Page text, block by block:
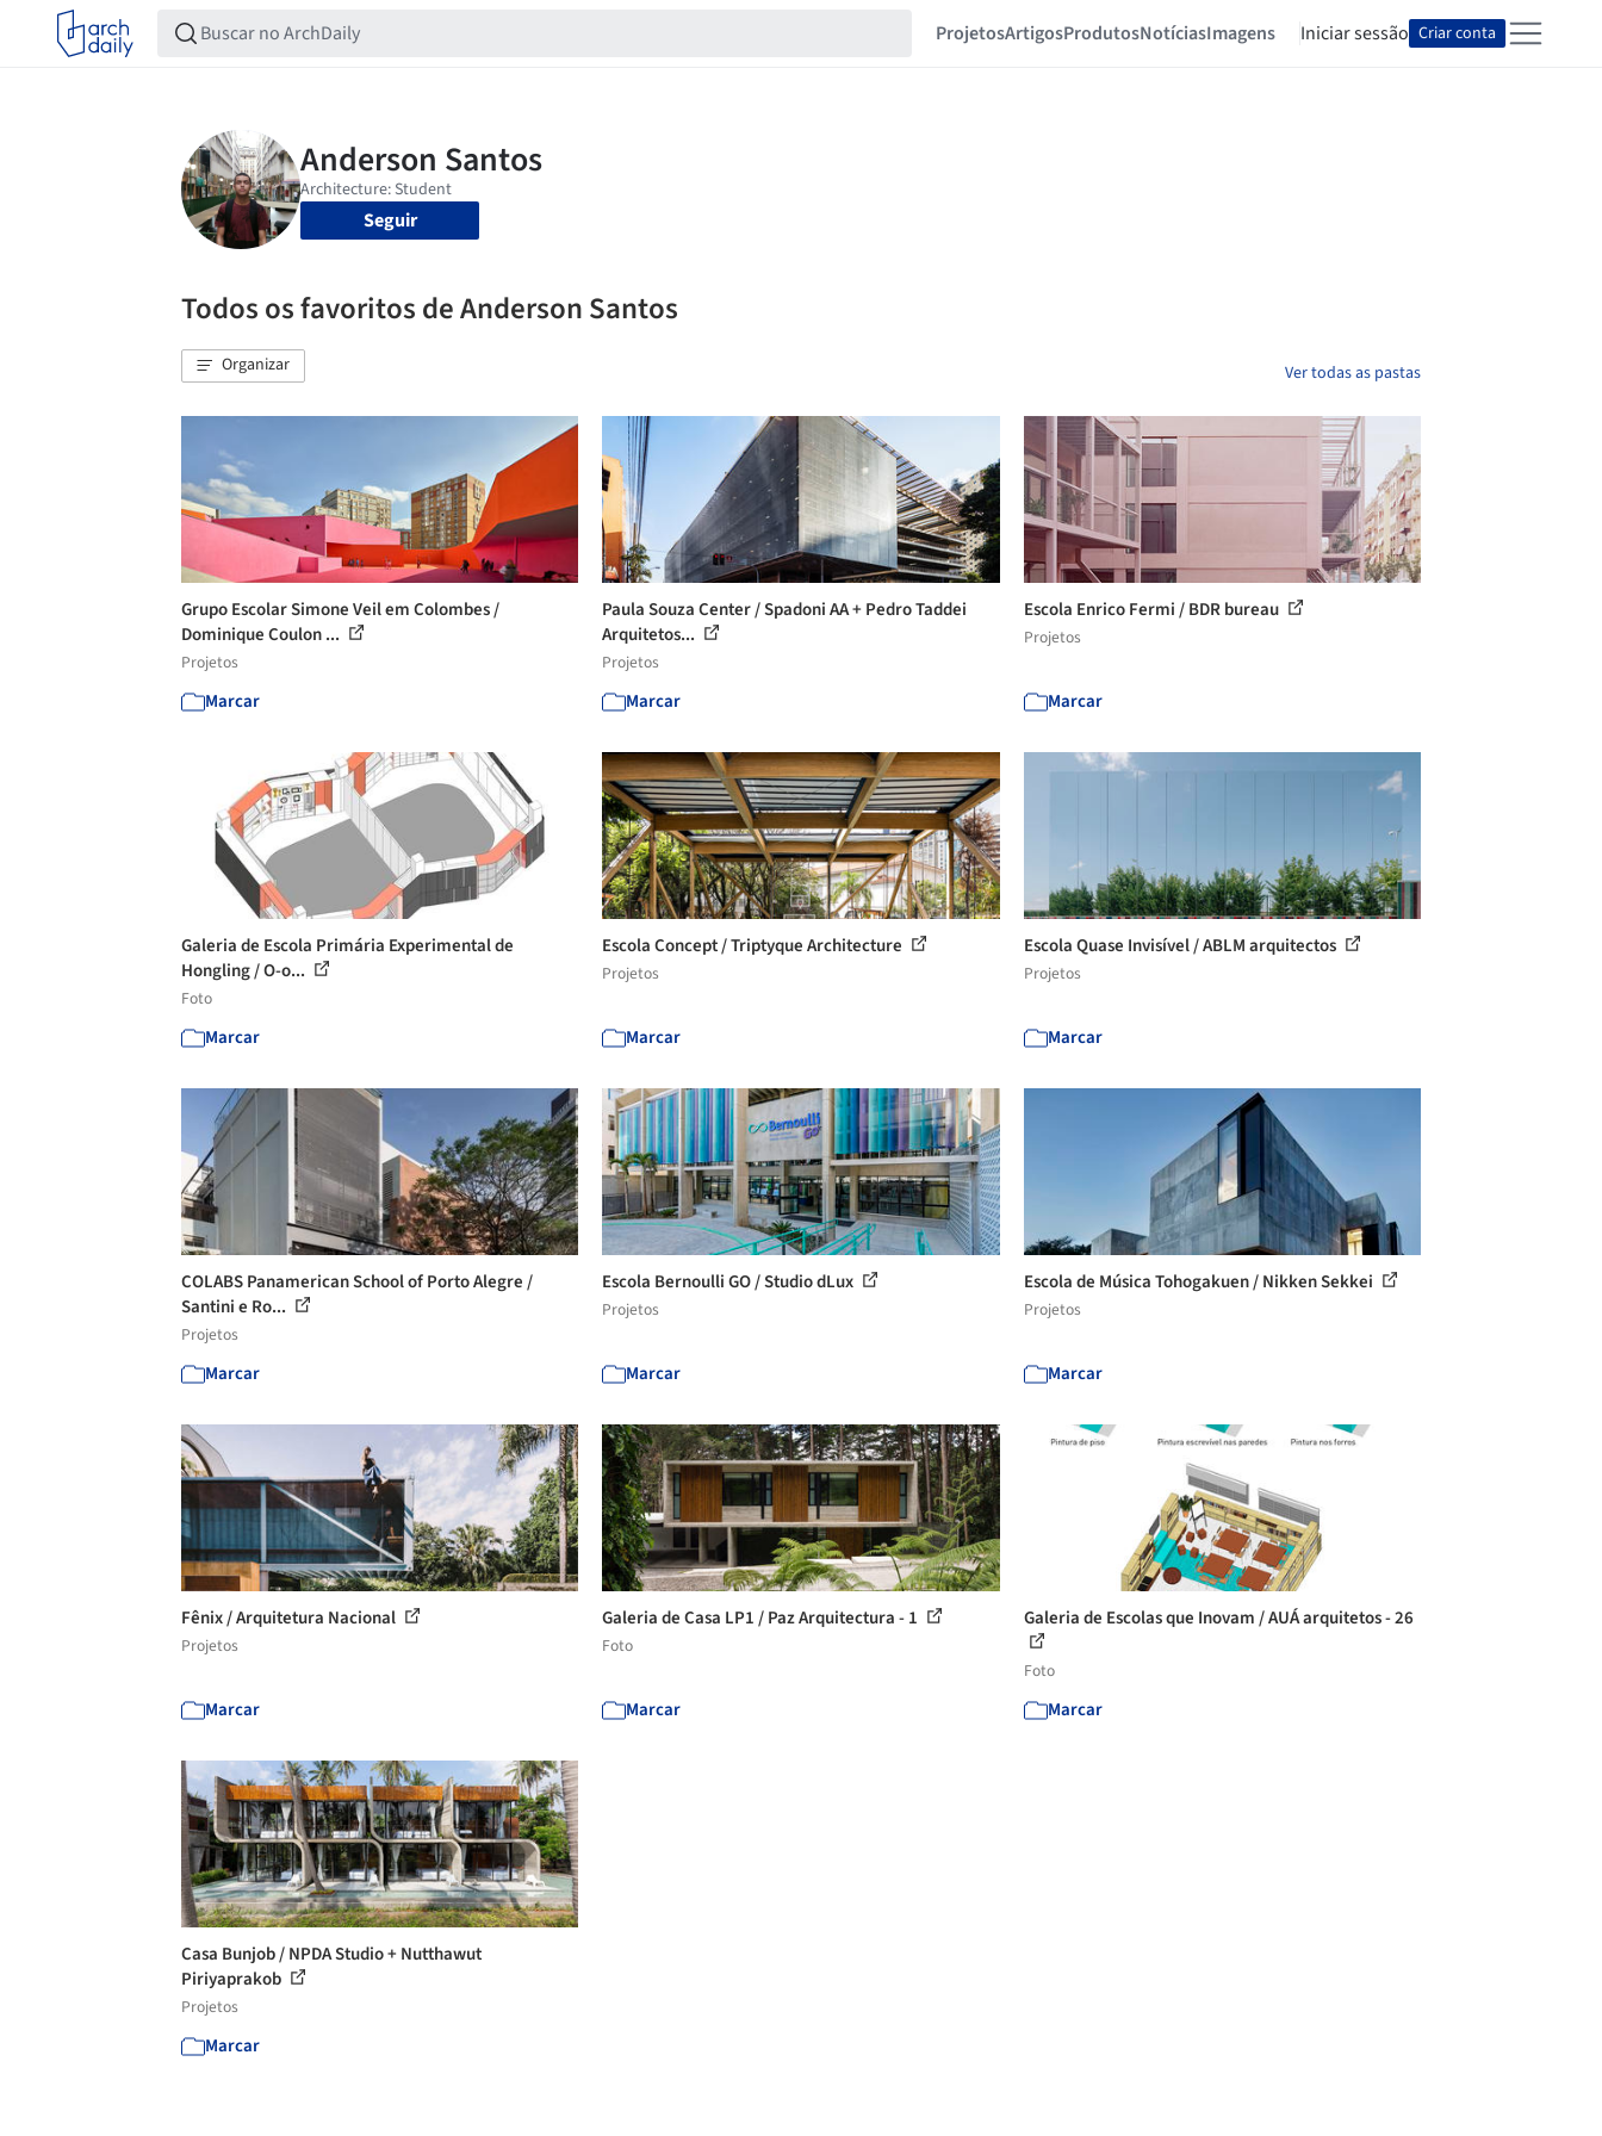
ProjetosArtigosProdutosNotíciasImagens Iniciar sessão Criar conta
Seguir
Todos os favoritos de Anderson Santos
Organizar Ver todas as pastas
Grupo Escolar Simone Veil em Colombes /
Dominique Coulon ...
Projetos
Marcar
Paula Souza Center / Spadoni AA + Pedro Taddei
Arquitetos...
Projetos
Marcar
Escola Enrico Fermi / BDR bureau
Projetos
Marcar
Galeria de Escola Primária Experimental de
Hongling / O-o...
Foto
Marcar
Escola Concept / Triptyque Architecture
Projetos
Marcar
Escola Quase Invisível / ABLM arquitectos
Projetos
Marcar
COLABS Panamerican School of Porto Alegre /
Santini e Ro...
Projetos
Marcar
Escola Bernoulli GO / Studio dLux
Projetos
Marcar
Escola de Música Tohogakuen / Nikken Sekkei
Projetos
Marcar
Fênix / Arquitetura Nacional
Projetos
Marcar
Galeria de Casa LP1 / Paz Arquitectura - 1
Foto
Marcar
Galeria de Escolas que Inovam / AUÁ arquitetos - 26
Foto
Marcar
Casa Bunjob / NPDA Studio + Nutthawut
Piriyaprakob
Projetos
Marcar